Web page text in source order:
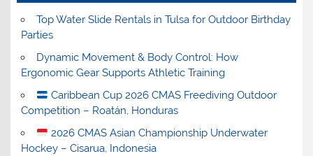
Top Water Slide Rentals in Tulsa for Outdoor Birthday
Parties
Dynamic Movement & Body Control: How
Ergonomic Gear Supports Athletic Training
Caribbean Cup 2026 CMAS Freediving Outdoor
Competition – Roatán, Honduras
2026 CMAS Asian Championship Underwater
Hockey – Cisarua, Indonesia